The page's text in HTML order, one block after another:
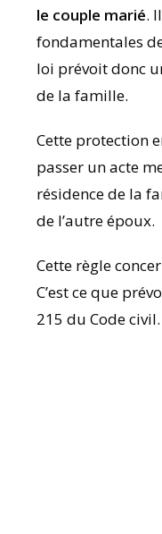
le couple marié.
fondamentales
loi prévoit donc
de la famille.
Cette protection
passer un acte
résidence de la
de l’autre époux.
Cette règle
C’est ce que
215 du Code civil.